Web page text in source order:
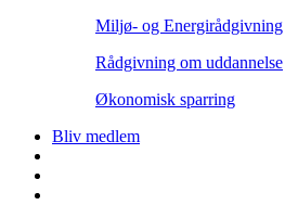
Miljø- og Energirådgivning
Rådgivning om uddannelse
Økonomisk sparring
Bliv medlem